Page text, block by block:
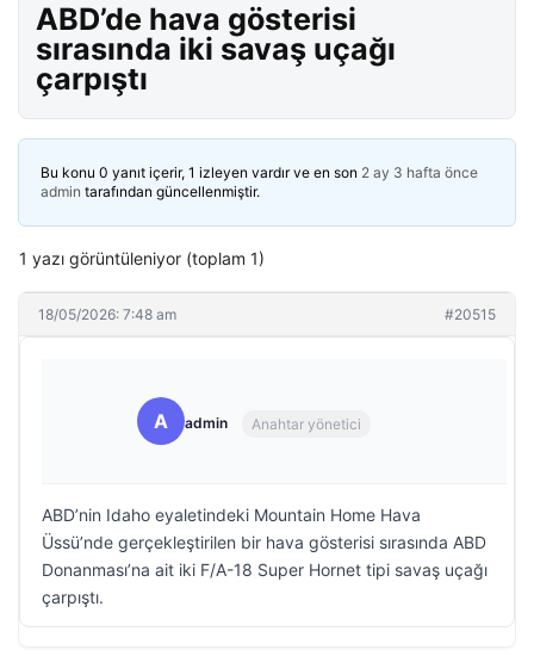
ABD’de hava gösterisi
sırasında iki savaş uçağı
çarpıştı
Bu konu 0 yanıt içerir, 1 izleyen vardır ve en son 2 ay 3 hafta önce
admin tarafından güncellenmiştir.
1 yazı görüntüleniyor (toplam 1)
18/05/2026: 7:48 am #20515
A admin Anahtar yönetici
ABD’nin Idaho eyaletindeki Mountain Home Hava
Üssü’nde gerçekleştirilen bir hava gösterisi sırasında ABD
Donanması’na ait iki F/A-18 Super Hornet tipi savaş uçağı
çarpıştı.